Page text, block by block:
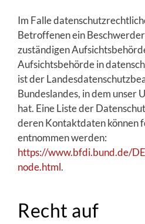
Im Falle
Betroffenen ein
zuständigen
Aufsichtsbehörde in
ist der
Bundeslandes, in dem unser
hat. Eine Liste der
deren Kontaktdaten können
entnommen werden:
https://www.bfdi.bund.de/
node.html.
Recht auf